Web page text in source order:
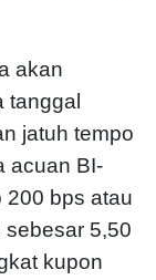
akan
tanggal
jatuh tempo
acuan BI-
200 bps atau
5,50
kupon